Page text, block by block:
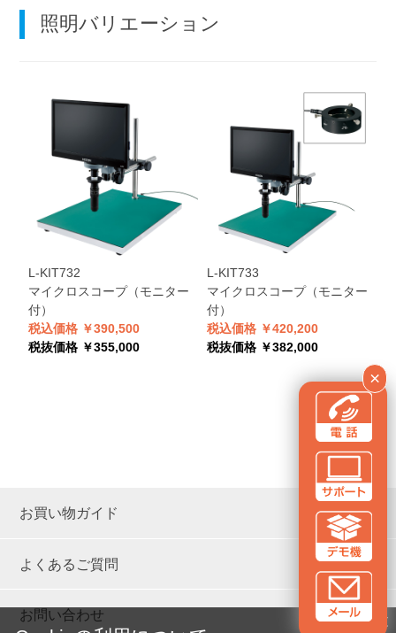
×
照明バリエーション
L-KIT732
マイクロスコープ（モニター
付）
税込価格 ￥390,500
税抜価格 ￥355,000
L-KIT733
マイクロスコープ（モニター
付）
税込価格 ￥420,200
税抜価格 ￥382,000
お買い物ガイド
よくあるご質問
お問い合わせ ✕